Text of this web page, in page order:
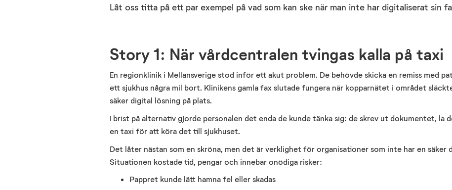
Låt oss titta på ett par exempel på vad som kan ske när man inte har digitaliserat sin
Story 1: När vårdcentralen tvingas kalla på taxi
En regionklinik i Mellansverige stod inför ett akut problem. De behövde skicka en remiss med
ett sjukhus några mil bort. Klinikens gamla fax slutade fungera när kopparnätet i området
säker digital lösning på plats.
I brist på alternativ gjorde personalen det enda de kunde tänka sig: de skrev ut dokumentet, la
en taxi för att köra det till sjukhuset.
Det låter nästan som en skröna, men det är verklighet för organisationer som inte har en säker
Situationen kostade tid, pengar och innebar onödiga risker:
Pappret kunde lätt hamna fel eller skadas